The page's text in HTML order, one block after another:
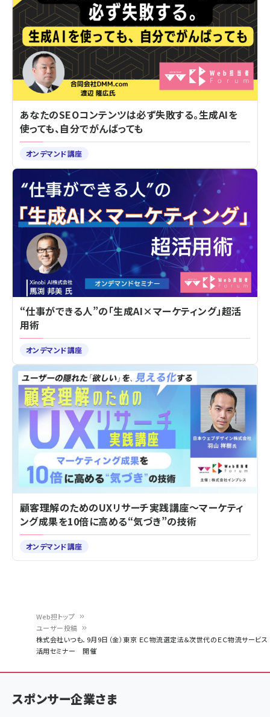
く
ず
Web担トップ
ユーザー投稿
株式会社いつも．9月9日（金）東京 ＥＣ物流選定法＆次世代のＥＣ物流サービス
活用セミナー 開催
あなたのSEOコンテンツは必ず失敗する。生成AIを
使っても、自分でがんばっても
オンデマンド講座
“仕事ができる人”の「生成AI×マーケティング」超活
用術
オンデマンド講座
顧客理解のためのUXリサーチ実践講座～マーケティ
ング成果を10倍に高める“気づき”の技術
オンデマンド講座
スポンサー企業さま